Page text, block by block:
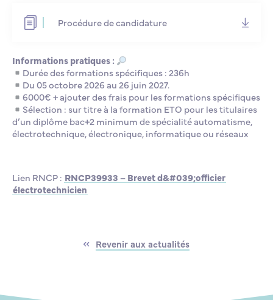
Procédure de candidature
Informations pratiques :
Durée des formations spécifiques : 236h
Du 05 octobre 2026 au 26 juin 2027.
6000€ + ajouter des frais pour les formations spécifiques
Sélection : sur titre à la formation ETO pour les titulaires
d’un diplôme bac+2 minimum de spécialité automatisme,
électrotechnique, électronique, informatique ou réseaux
Lien RNCP : RNCP39933 – Brevet d&#039;officier
électrotechnicien
Revenir aux actualités